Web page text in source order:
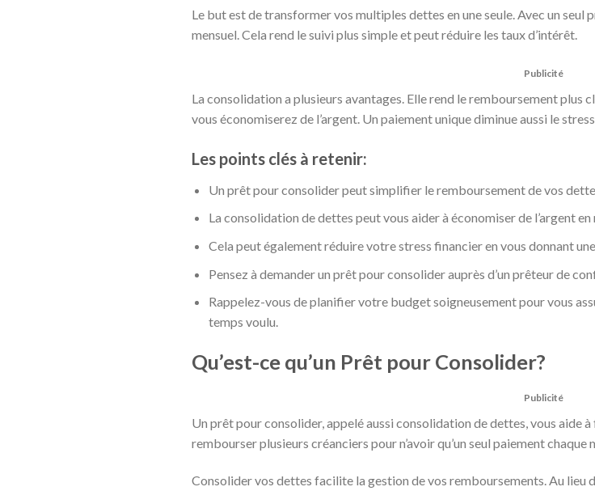
Le but est de transformer vos multiples dettes en une seule. Avec un seul
mensuel. Cela rend le suivi plus simple et peut réduire les taux d’intérêt.
Publicité
La consolidation a plusieurs avantages. Elle rend le remboursement plus
vous économiserez de l’argent. Un paiement unique diminue aussi le
Les points clés à retenir:
Un prêt pour consolider peut simplifier le remboursement de vos
La consolidation de dettes peut vous aider à économiser de l’argent
Cela peut également réduire votre stress financier en vous donnant
Pensez à demander un prêt pour consolider auprès d’un prêteur de
Rappelez-vous de planifier votre budget soigneusement pour vous
temps voulu.
Qu’est-ce qu’un Prêt pour Consolider?
Publicité
Un prêt pour consolider, appelé aussi consolidation de dettes, vous aide
rembourser plusieurs créanciers pour n’avoir qu’un seul paiement chaque
Consolider vos dettes facilite la gestion de vos remboursements. Au lieu